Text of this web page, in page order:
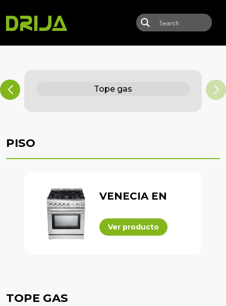
Tope gas
PISO
VENECIA EN
Ver producto
TOPE GAS